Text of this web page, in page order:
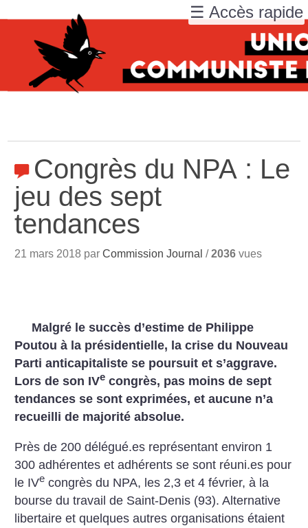
Congrès du NPA : Le
jeu des sept
tendances
21 mars 2018 parCommission Journal /2036 vues
Malgré le succès d’estime de Philippe
Poutou à la présidentielle, la crise du Nouveau
Parti anticapitaliste se poursuit et s’aggrave.
Lors de son IVe congrès, pas moins de sept
tendances se sont exprimées, et aucune n’a
recueilli de majorité absolue.
Près de 200 délégué.es représentant environ 1
300 adhérentes et adhérents se sont réuni.es pour
le IVe congrès du NPA, les 2,3 et 4 février, à la
bourse du travail de Saint-Denis (93). Alternative
libertaire et quelques autres organisations étaient
☰ Accès rapide